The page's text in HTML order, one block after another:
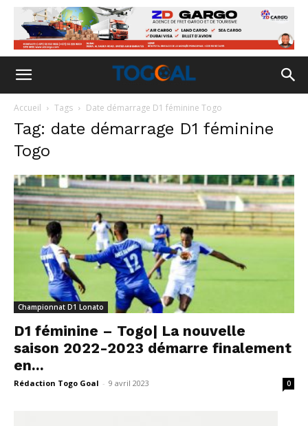
Accueil Tags Date démarrage D1 féminine Togo
Tag: date démarrage D1 féminine
Togo
Championnat D1 Lonato
D1 féminine – Togo| La nouvelle
saison 2022-2023 démarre finalement
en...
Rédaction Togo Goal - 9 avril 2023 0